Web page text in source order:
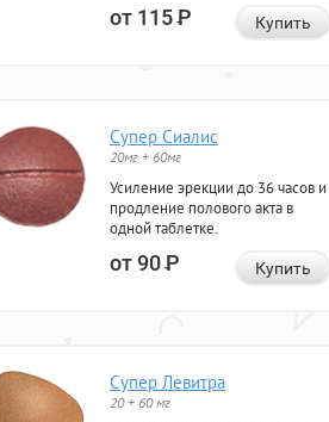
от 115Р Купить
Супер Сиалис
20мг + 60мг
Усиление эрекции до 36 часов и
продление полового акта в
одной таблетке.
от 90Р Купить
Супер Левитра
20 + 60 мг